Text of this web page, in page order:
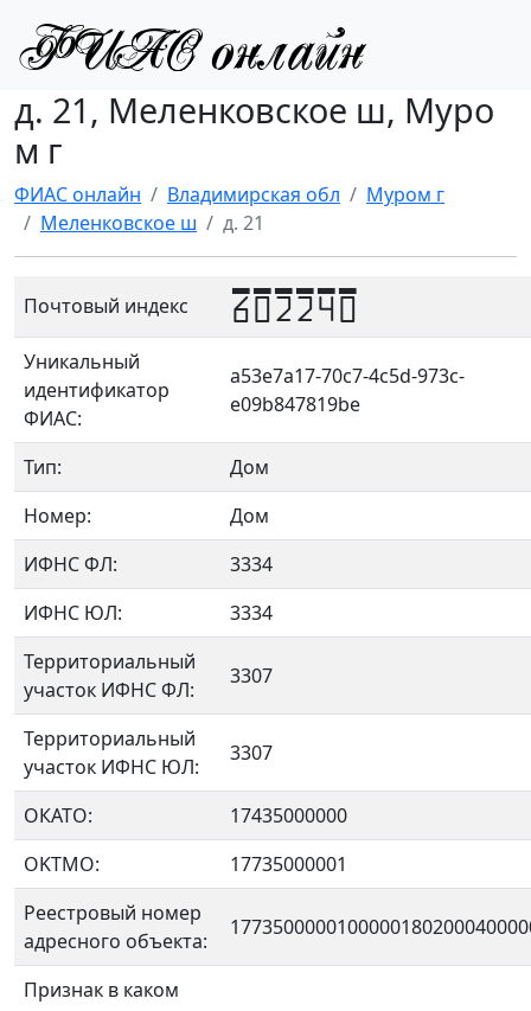
д. 21, Меленковское ш, Муро
м г
ФИАС онлайн Владимирская обл
Муром г
Меленковское ш
д. 21
Почтовый индекс 602240
Уникальный
идентификатор
ФИАС:
a53e7a17-70c7-4c5d-973c-
e09b847819be
Тип:
Дом
Номер:
Дом
ИФНС ФЛ:
3334
ИФНС ЮЛ:
3334
Территориальный
участок ИФНС ФЛ:
3307
Территориальный
участок ИФНС ЮЛ:
3307
ОКАТО:
17435000000
OKTMO:
17735000001
Реестровый номер
адресного объекта:
Признак в каком